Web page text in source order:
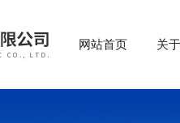
网站首页 关